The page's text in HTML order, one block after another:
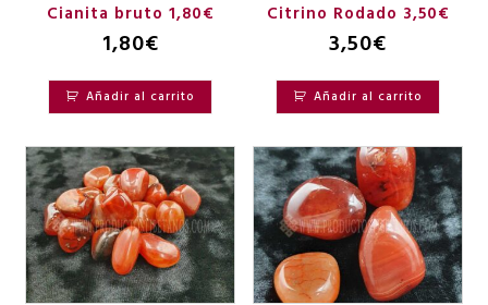
Cianita bruto 1,80€
1,80€
Añadir al carrito
Citrino Rodado 3,50€
3,50€
Añadir al carrito